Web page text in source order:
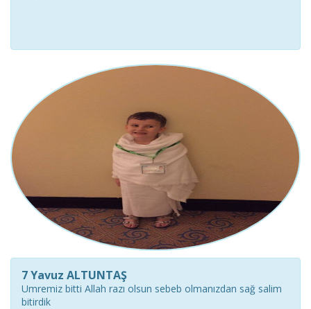
7 Yavuz ALTUNTAŞ
Umremiz bitti Allah razı olsun sebeb olmanızdan sağ salim
bitirdik